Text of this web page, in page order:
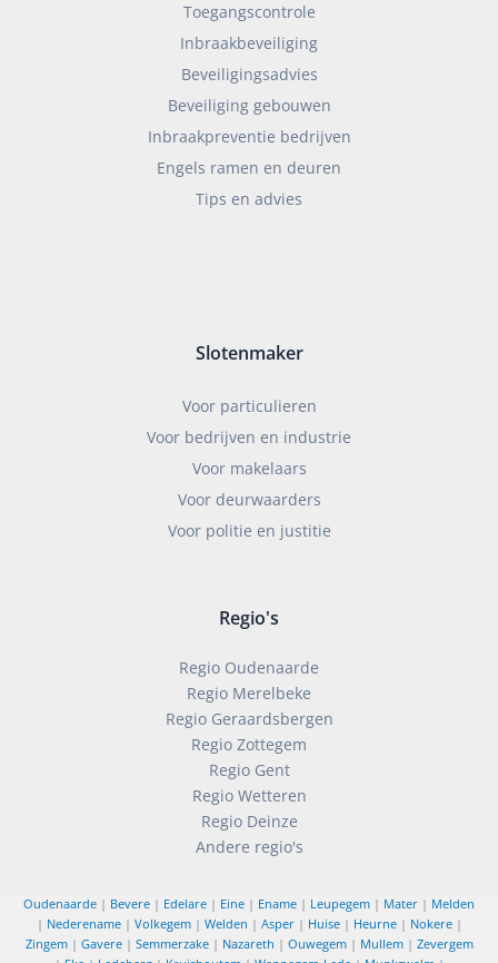
Toegangscontrole
Inbraakbeveiliging
Beveiligingsadvies
Beveiliging gebouwen
Inbraakpreventie bedrijven
Engels ramen en deuren
Tips en advies
Slotenmaker
Voor particulieren
Voor bedrijven en industrie
Voor makelaars
Voor deurwaarders
Voor politie en justitie
Regio's
Regio Oudenaarde
Regio Merelbeke
Regio Geraardsbergen
Regio Zottegem
Regio Gent
Regio Wetteren
Regio Deinze
Andere regio's
Oudenaarde | Bevere | Edelare | Eine | Ename | Leupegem | Mater | Melden
| Nederename| Volkegem| Welden | Asper| Huise| Heurne| Nokere|
Zingem| Gavere| Semmerzake| Nazareth | Ouwegem| Mullem| Zevergem